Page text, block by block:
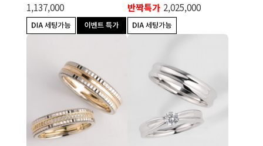
1,137,000 반짝특가 2,025,000